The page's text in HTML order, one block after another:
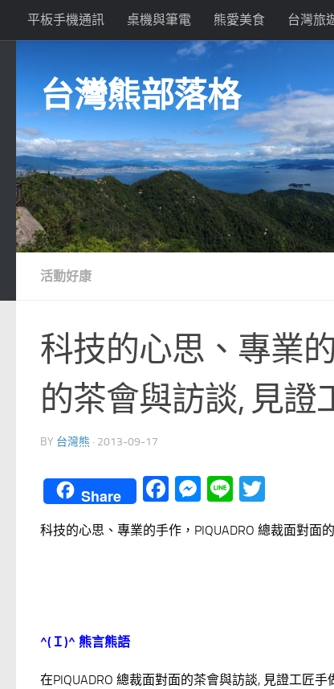
Skip to content
平板手機通訊 桌機與筆電 熊愛美食 台灣旅
台灣熊部落格
活動好康
科技的心思、專業
的茶會與訪談, 見證
BY 台灣熊 · 2013-09-17
Share Facebook
Messenger
Line
科技的心思、專業的手作，PIQUADRO 總裁面對面
^( Ｉ)^ 熊言熊語
在PIQUADRO 總裁面對面的茶會與訪談, 見證工匠